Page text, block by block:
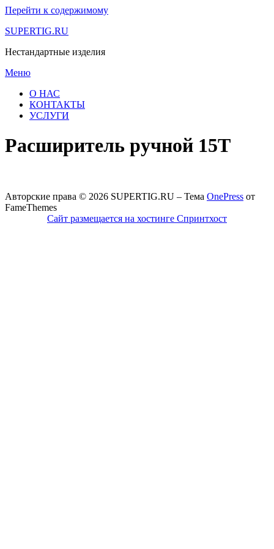
Перейти к содержимому
SUPERTIG.RU
Нестандартные изделия
Меню
О НАС
КОНТАКТЫ
УСЛУГИ
Расширитель ручной 15Т
Авторские права © 2026 SUPERTIG.RU – Тема OnePress от
FameThemes
Сайт размещается на хостинге Спринтхост